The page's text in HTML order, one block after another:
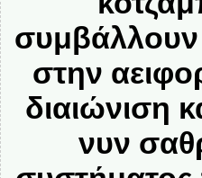
συμβάλλουν
στην
διαιώνιση
νυν